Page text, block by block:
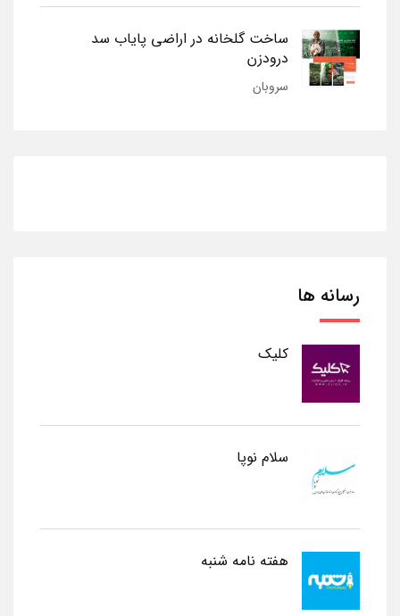
ساخت گلخانه در اراضی پایاب سد
درودزن
سروبان
رسانه ها
کلیک
سلام نوپا
هفته نامه شنبه